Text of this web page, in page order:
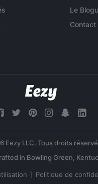
Le
Contact
Eezy LLC. Tous droits
Politique de